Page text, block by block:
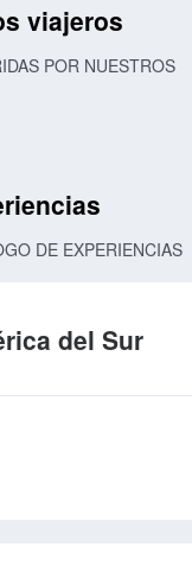
viajeros
POR NUESTROS
DE EXPERIENCIAS
del Sur